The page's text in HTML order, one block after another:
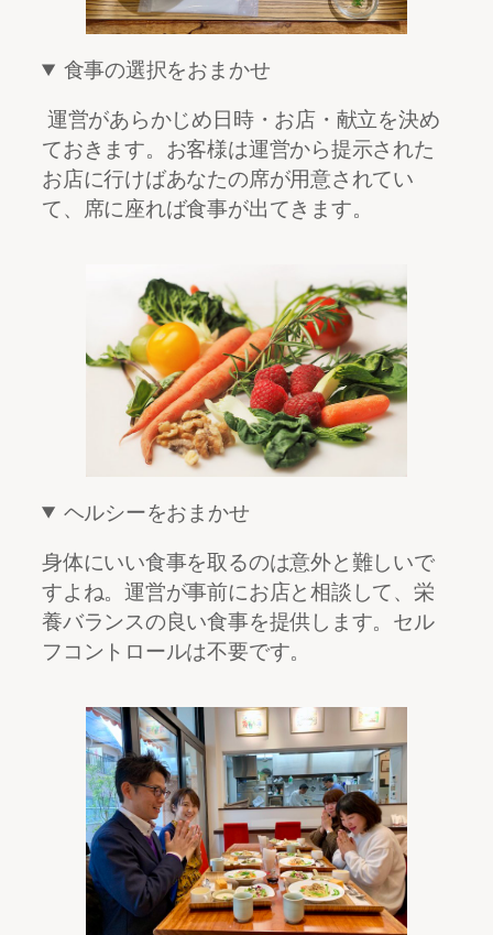
食事の選択をおまかせ
運営があらかじめ日時・お店・献立を決め
ておきます。お客様は運営から提示された
お店に行けばあなたの席が用意されてい
て、席に座れば食事が出てきます。
ヘルシーをおまかせ
身体にいい食事を取るのは意外と難しいで
すよね。運営が事前にお店と相談して、栄
養バランスの良い食事を提供します。セル
フコントロールは不要です。